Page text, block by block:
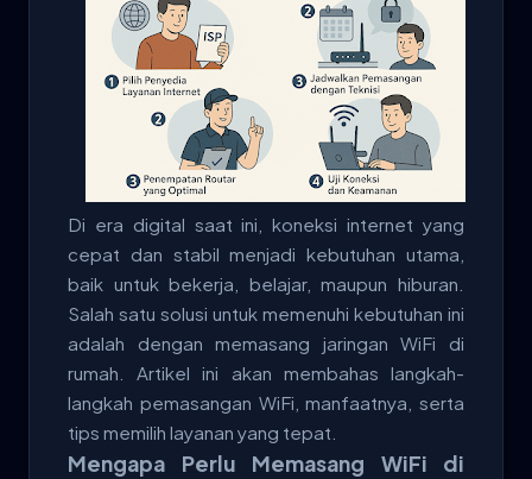
Di era digital saat ini, koneksi internet yang
cepat dan stabil menjadi kebutuhan utama,
baik untuk bekerja, belajar, maupun hiburan.
Salah satu solusi untuk memenuhi kebutuhan ini
adalah dengan memasang jaringan WiFi di
rumah. Artikel ini akan membahas langkah-
langkah pemasangan WiFi, manfaatnya, serta
tips memilih layanan yang tepat.
Mengapa Perlu Memasang WiFi di